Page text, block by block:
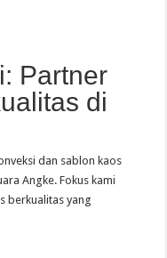
Partner
di
dan sablon kaos
Angke. Fokus kami
berkualitas yang